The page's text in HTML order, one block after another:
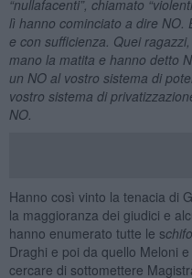
“nullafacenti”, chiamato
lì hanno cominciato a dire NO.
e con sufficienza. Quei
mano la matita e hanno detto
un NO al vostro sistema di
vostro sistema di
NO.
Hanno così vinto la tenacia di
la maggioranza dei giudici e
hanno enumerato tutte le s
Draghi e poi da quello Meloni
cercare di sottomettere